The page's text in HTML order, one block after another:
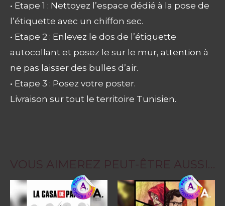
• Etape 1 : Nettoyez l’espace dédié à la pose de
l’étiquette avec un chiffon sec.
• Etape 2 : Enlevez le dos de l’étiquette
autocollant et posez le sur le mur, attention à
ne pas laisser des bulles d’air.
• Etape 3 : Posez votre poster.
Livraison sur tout le territoire Tunisien.
VOUS AIMEREZ PEUT-ÊTRE AUSSI…
Ce
Ce